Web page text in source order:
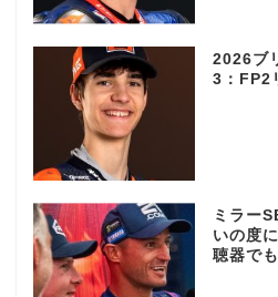
2026ブ
3：FP2
ミラー
いの度
聴器で